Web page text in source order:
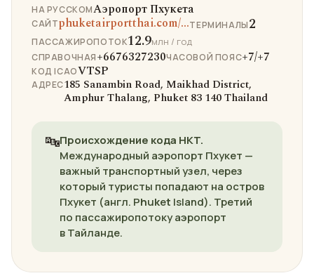
НА РУССКОМАэропорт Пхукета
САЙТphuketairportthai.com/...ТЕРМИНАЛЫ2
ПАССАЖИРОПОТОК12.9млн / год
СПРАВОЧНАЯ+6676327230ЧАСОВОЙ ПОЯС+7/+7
КОД ICAOVTSP
АДРЕС185 Sanambin Road, Maikhad District,
Amphur Thalang, Phuket 83 140 Thailand
🔤Происхождение кода HKT.
Международный аэропорт Пхукет —
важный транспортный узел, через
который туристы попадают на остров
Пхукет (англ. Phuket Island). Третий
по пассажиропотоку аэропорт
в Тайланде.